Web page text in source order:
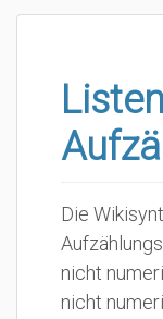
Die
nicht
nicht